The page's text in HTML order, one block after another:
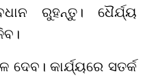
ରୁହନ୍ତୁ। ଧୈର୍ଯ୍ୟ
କାର୍ଯ୍ୟରେ ସତର୍କ